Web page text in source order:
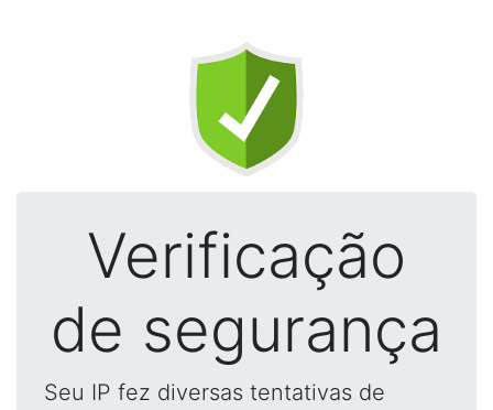
Verificação
de segurança
Seu IP fez diversas tentativas de